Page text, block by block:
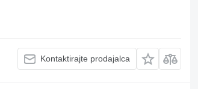
Kontaktirajte prodajalca